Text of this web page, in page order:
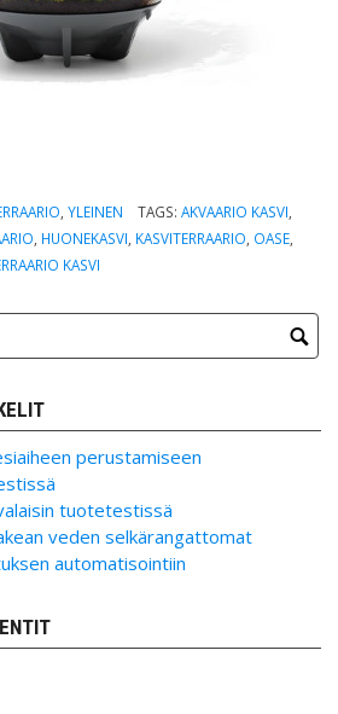
,YLEINEN TAGS: AKVAARIO KASVI
HUONEKASVI KASVITERRAARIO OASE
KASVI
perustamiseen
tuotetestissä
veden selkärangattomat
automatisointiin